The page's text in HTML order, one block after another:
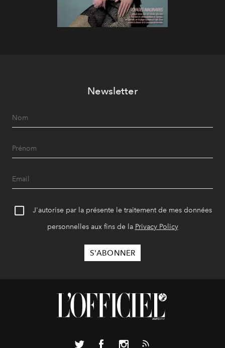
Newsletter
J'autorise par la présente le traitement de mes données
personnelles aux fins de la Privacy Policy